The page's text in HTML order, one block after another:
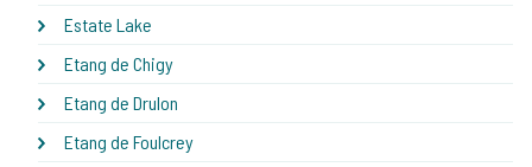
Estate Lake
Etang de Chigy
Etang de Drulon
Etang de Foulcrey